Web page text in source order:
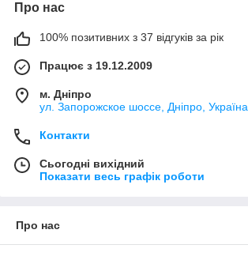
Про нас
100% позитивних з 37 відгуків за рік
Працює з 19.12.2009
м. Дніпро
ул. Запорожское шоссе, Дніпро, Україна
Контакти
Сьогодні вихідний
Показати весь графік роботи
Про нас